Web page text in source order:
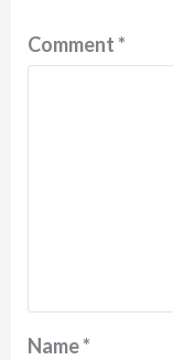
Comment*
Name*